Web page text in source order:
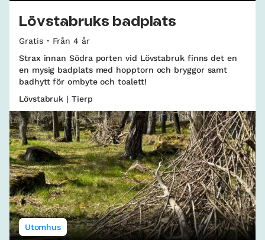
Lövstabruks badplats
Gratis
Från 4 år
Strax innan Södra porten vid Lövstabruk finns det en
en mysig badplats med hopptorn och bryggor samt
badhytt för ombyte och toalett!
Lövstabruk | Tierp
Utomhus